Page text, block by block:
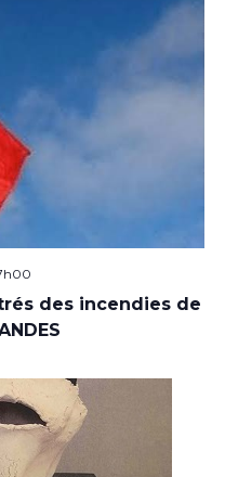
des incendies de